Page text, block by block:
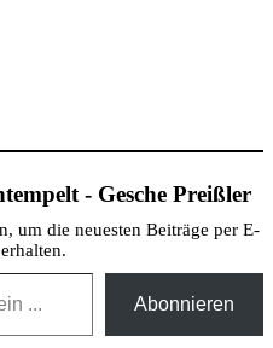
- Gesche Preißler
um die neuesten Beiträge per E-
Abonnieren